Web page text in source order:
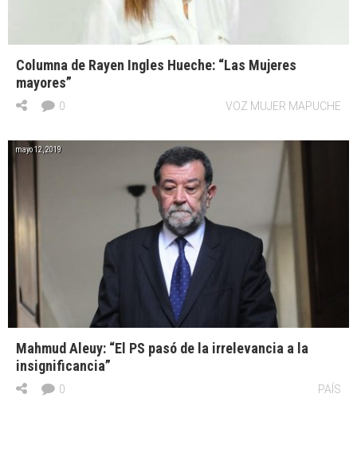
Columna de Rayen Ingles Hueche: “Las Mujeres
mayores”
VOZ MUJER MAPUCHE
0
mayo 12, 2019
Mahmud Aleuy: “El PS pasó de la irrelevancia a la
insignificancia”
PAÍS
0